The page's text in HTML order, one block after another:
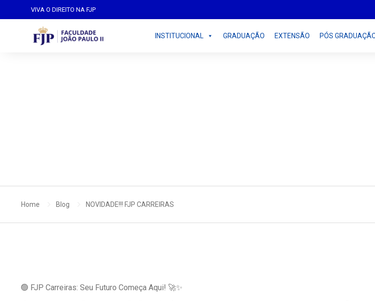
VIVA O DIREITO NA FJP
INSTITUCIONAL GRADUAÇÃO EXTENSÃO PÓS
Home Blog NOVIDADE!!! FJP CARREIRAS
🟢 FJP Carreiras: Seu Futuro Começa Aqui! 🚀✨